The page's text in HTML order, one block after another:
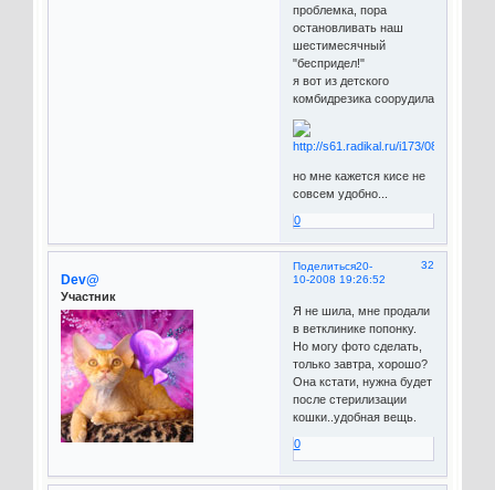
проблемка, пора
остановливать наш
шестимесячный
"беспридел!"
я вот из детского
комбидрезика соорудила
но мне кажется кисе не
совсем удобно...
0
Поделиться 32
20-
10-2008 19:26:52
Dev@
Участник
Я не шила, мне продали
в ветклинике попонку.
Но могу фото сделать,
только завтра, хорошо?
Она кстати, нужна будет
после стерилизации
кошки..удобная вещь.
0